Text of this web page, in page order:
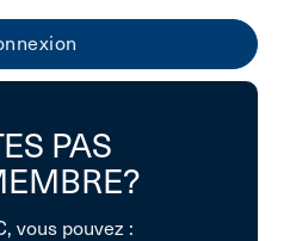
PAS
vous pouvez :